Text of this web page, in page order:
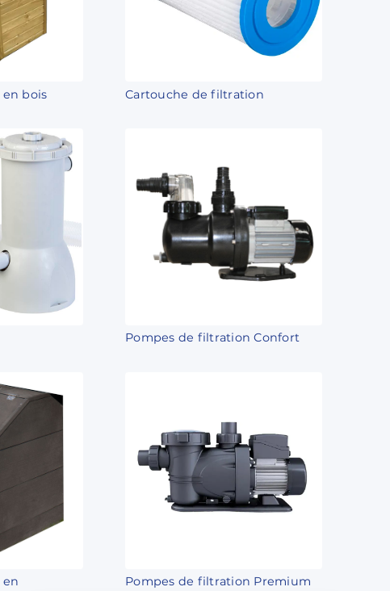
bois Cartouche de filtration
Pompes de filtration Confort
Pompes de filtration Premium